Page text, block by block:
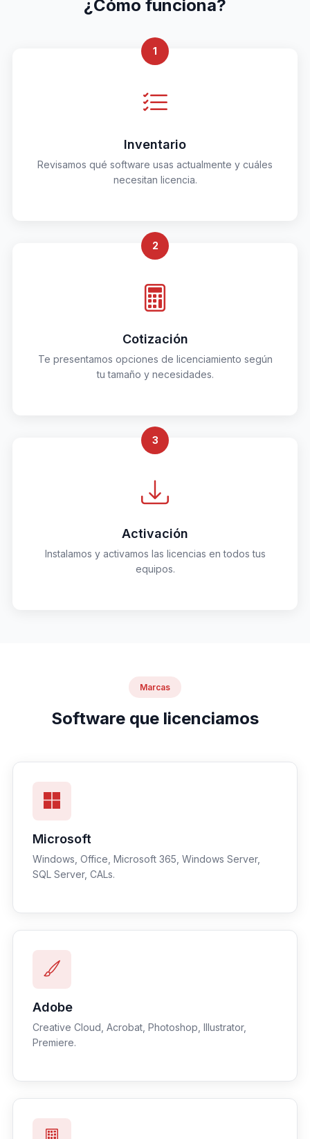
¿Cómo funciona?
1
Inventario
Revisamos qué software usas actualmente y cuáles
necesitan licencia.
2
Cotización
Te presentamos opciones de licenciamiento según
tu tamaño y necesidades.
3
Activación
Instalamos y activamos las licencias en todos tus
equipos.
Marcas
Software que licenciamos
Microsoft
Windows, Office, Microsoft 365, Windows Server,
SQL Server, CALs.
Adobe
Creative Cloud, Acrobat, Photoshop, Illustrator,
Premiere.